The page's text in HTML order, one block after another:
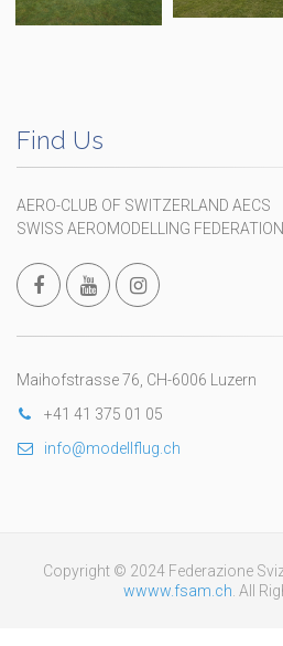
Find Us
AERO-CLUB OF SWITZERLAND AECS
SWISS AEROMODELLING
Maihofstrasse 76, CH-6006 Luzern
+41 41 375 01 05
info@modellflug.ch
Copyright © 2024 Federazione
wwww.fsam.ch . All